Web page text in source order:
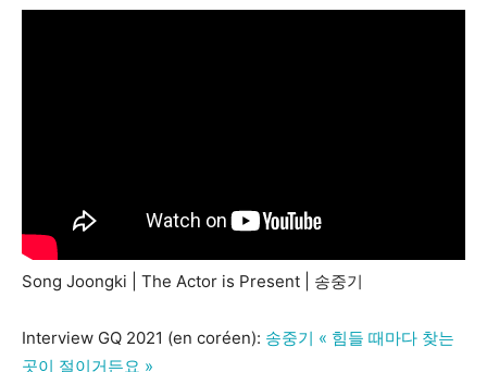
Song Joongki | The Actor is Present | 송중기
Interview GQ 2021 (en coréen): 송중기 « 힘들 때마다 찾는
곳이 절이거든요 »